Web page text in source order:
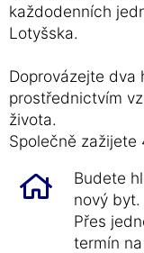
každodenních
Lotyšska.
Doprovázejte dva
prostřednictvím
života.
Společně
Budete
nový byt.
Přes
termín